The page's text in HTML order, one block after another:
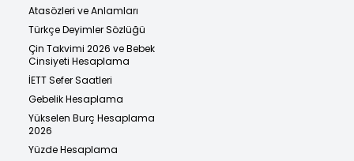
Atasözleri ve Anlamları
Türkçe Deyimler Sözlüğü
Çin Takvimi 2026 ve Bebek
Cinsiyeti Hesaplama
İETT Sefer Saatleri
Gebelik Hesaplama
Yükselen Burç Hesaplama
2026
Yüzde Hesaplama